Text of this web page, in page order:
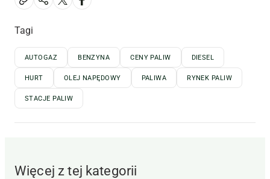
Tagi
AUTOGAZ BENZYNA CENY PALIW DIESEL
HURT OLEJ NAPĘDOWY PALIWA RYNEK PALIW
STACJE PALIW
Więcej z tej kategorii